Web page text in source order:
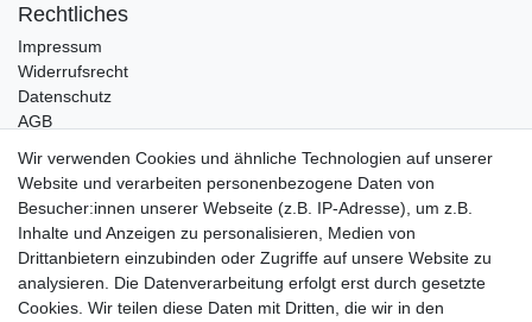
Rechtliches
Impressum
Widerrufsrecht
Datenschutz
AGB
Bleibt Sie auf dem Laufenden ...
E-MAIL **
Newsletter
Honig
Hiermit bestätige ich, dass ich dieDaten­schutz­erklärunggelesen habe. Meine
Einwilligung kann ich jederzeit widerrufen.**
Wir verwenden Cookies und ähnliche Technologien auf unserer
Website und verarbeiten personenbezogene Daten von
Besucher:innen unserer Webseite (z.B. IP-Adresse), um z.B.
Inhalte und Anzeigen zu personalisieren, Medien von
Drittanbietern einzubinden oder Zugriffe auf unsere Website zu
analysieren. Die Datenverarbeitung erfolgt erst durch gesetzte
Cookies. Wir teilen diese Daten mit Dritten, die wir in den